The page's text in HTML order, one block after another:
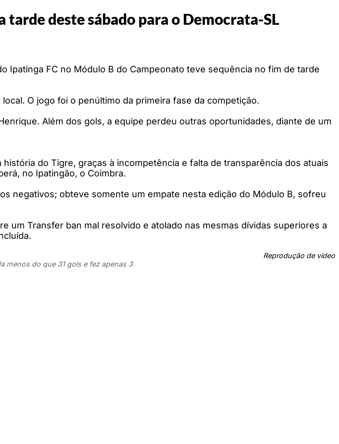
deste sábado para o Democrata-SL
Ipatinga FC no Módulo B do Campeonato teve sequência no fim de tarde
O jogo foi o penúltimo da primeira fase da competição.
Além dos gols, a equipe perdeu outras oportunidades, diante de um
do Tigre, graças à incompetência e falta de transparência dos atuais
no Ipatingão, o Coimbra.
negativos; obteve somente um empate nesta edição do Módulo B, sofreu
um Transfer ban mal resolvido e atolado nas mesmas dívidas superiores a
Reprodução de vídeo
menos do que 31 gols e fez apenas 3